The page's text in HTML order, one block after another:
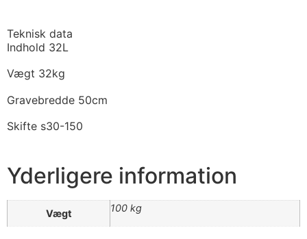
Teknisk data
Indhold 32L
Vægt 32kg
Gravebredde 50cm
Skifte s30-150
Yderligere information
Vægt 100 kg